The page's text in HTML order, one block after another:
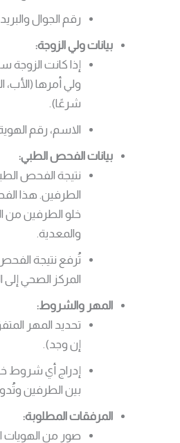
رقم الجوال
بيانات ولي الزوجة:
إذا كانت الزوجة
ولي أمرها (الأب،
شرعًا).
الاسم، رقم
بيانات الفحص الطبي:
نتيجة الفحص
الطرفين. هذا
خلو الطرفين من
والمعدية.
تُرفع نتيجة
المركز الصحي إلى
المهر والشروط:
تحديد المهر
إن وجد).
إدراج أي شروط
بين الطرفين
المرفقات المطلوبة:
صور من الهويات